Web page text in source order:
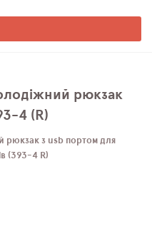
рюкзак
4 (R)
рюкзак з usb портом для
(393-4 R)